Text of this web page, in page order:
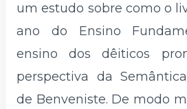
um estudo sobre como o
ano do Ensino
ensino dos dêiticos
perspectiva da
de Benveniste. De modo